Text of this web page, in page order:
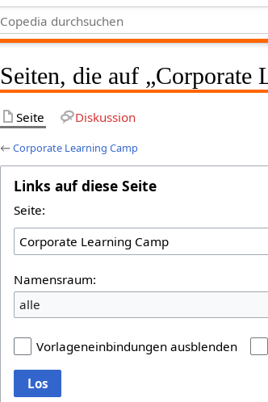
Seiten, die auf „Corporate
Seite Diskussion
←Corporate Learning Camp
Links auf diese Seite
Seite:
Namensraum:
alle
Vorlageneinbindungen ausblenden
Los